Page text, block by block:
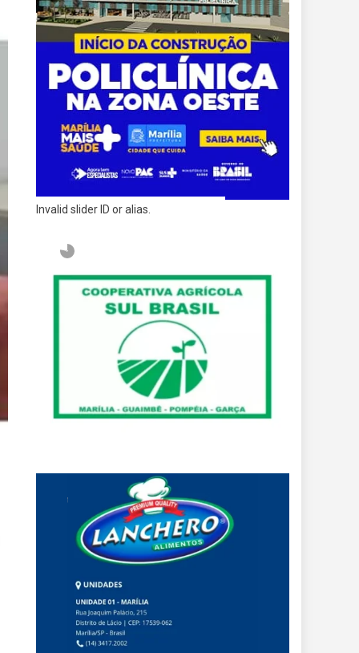
Invalid slider ID or alias.